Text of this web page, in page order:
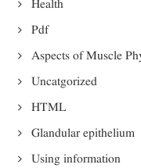
Health
Pdf
Aspects of Muscle
Uncatgorized
HTML
Glandular epithelium
Using information